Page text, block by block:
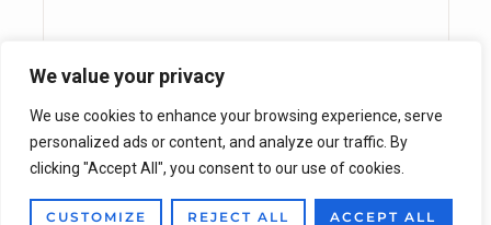
We value your privacy
We use cookies to enhance your browsing experience, serve
personalized ads or content, and analyze our traffic. By
clicking "Accept All", you consent to our use of cookies.
CUSTOMIZE REJECT ALL ACCEPT ALL
Copyright © 2026 Kati Designs. All rights reserved.| ODRYX.com